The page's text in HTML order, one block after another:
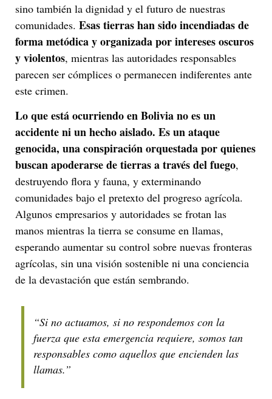
sino también la dignidad y el futuro de nuestras
comunidades. Esas tierras han sido incendiadas de
forma metódica y organizada por intereses oscuros
y violentos, mientras las autoridades responsables
parecen ser cómplices o permanecen indiferentes ante
este crimen.
Lo que está ocurriendo en Bolivia no es un
accidente ni un hecho aislado. Es un ataque
genocida, una conspiración orquestada por quienes
buscan apoderarse de tierras a través del fuego,
destruyendo flora y fauna, y exterminando
comunidades bajo el pretexto del progreso agrícola.
Algunos empresarios y autoridades se frotan las
manos mientras la tierra se consume en llamas,
esperando aumentar su control sobre nuevas fronteras
agrícolas, sin una visión sostenible ni una conciencia
de la devastación que están sembrando.
“Si no actuamos, si no respondemos con la
fuerza que esta emergencia requiere, somos tan
responsables como aquellos que encienden las
llamas.”